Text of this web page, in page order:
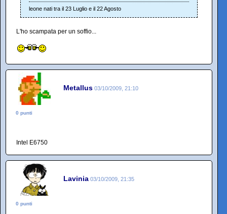
leone nati tra il 23 Luglio e il 22 Agosto
L'ho scampata per un soffio...
Metallus 03/10/2009, 21:10
0 punti
Intel E6750
Lavinia 03/10/2009, 21:35
0 punti